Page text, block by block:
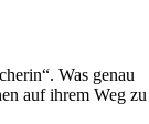
Was genau
auf ihrem Weg zu